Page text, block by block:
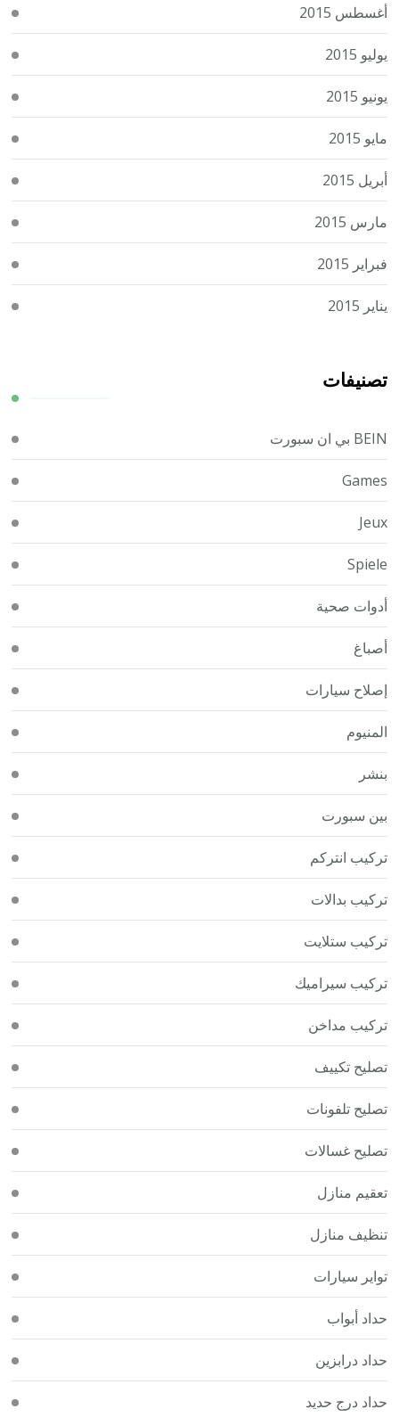
أغسطس 2015
يوليو 2015
يونيو 2015
مايو 2015
أبريل 2015
مارس 2015
فبراير 2015
يناير 2015
تصنيفات
BEIN بي ان سبورت
Games
Jeux
Spiele
أدوات صحية
أصباغ
إصلاح سيارات
المنيوم
بنشر
بين سبورت
تركيب انتركم
تركيب بدالات
تركيب ستلايت
تركيب سيراميك
تركيب مداخن
تصليح تكييف
تصليح تلفونات
تصليح غسالات
تعقيم منازل
تنظيف منازل
تواير سيارات
حداد أبواب
حداد درابزين
حداد درج حديد